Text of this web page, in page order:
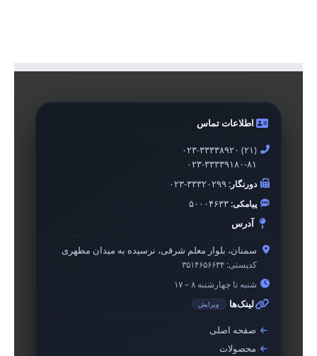
اطلاعات تماس
۰۲۳-۳۳۳۳۸۹۲۰ (۲۱)
۰۲۳-۳۳۳۳۹۱۸۰-۸۱
دورنگار:۰۲۳-۳۳۳۲۰۲۹۹
پیامکی:۵۰۰۰۴۶۳۳
آدرس
سمنان، بلوار معلم شرقی، نرسیده به میدان مطهری
کدپستی: ۳۵۱۴۶۵۶۶۳۴
شنبه تا چهارشنبه ۸ – ۱۷
لینک‌ها ویرایش
صفحه اصلی
محصولات